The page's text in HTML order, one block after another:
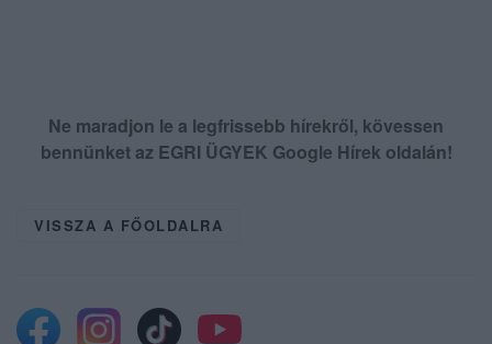
Ne maradjon le a legfrissebb hírekről, kövessen
bennünket az EGRI ÜGYEK Google Hírek oldalán!
VISSZA A FŐOLDALRA